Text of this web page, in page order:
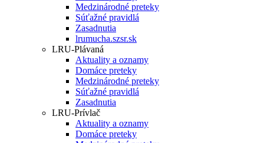
Medzinárodné preteky
Súťažné pravidlá
Zasadnutia
lrumucha.szsr.sk
LRU-Plávaná
Aktuality a oznamy
Domáce preteky
Medzinárodné preteky
Súťažné pravidlá
Zasadnutia
LRU-Prívlač
Aktuality a oznamy
Domáce preteky